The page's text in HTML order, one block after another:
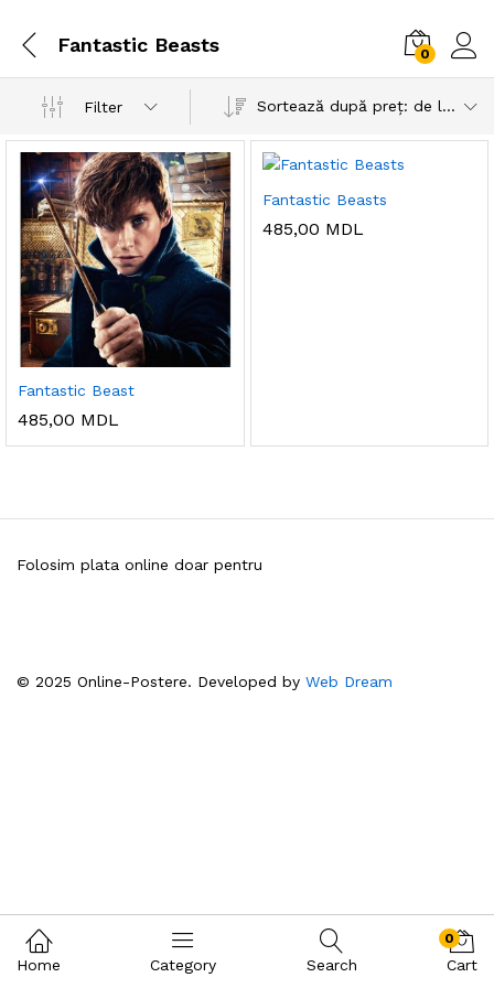
Fantastic Beasts 0
Filter Sortează după preț: de la mare la mic
Fantastic Beast
485,00 MDL
Fantastic Beasts
485,00 MDL
© 2025 Online-Postere. Developed by Web Dream
Folosim plata online doar pentru
Home Category Search
0
Cart